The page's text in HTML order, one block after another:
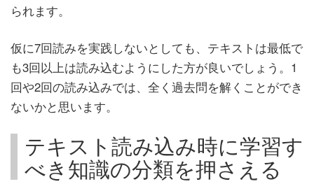
られます。
仮に7回読みを実践しないとしても、テキストは最低で
も3回以上は読み込むようにした方が良いでしょう。1
回や2回の読み込みでは、全く過去問を解くことができ
ないかと思います。
テキスト読み込み時に学習す
べき知識の分類を押さえる